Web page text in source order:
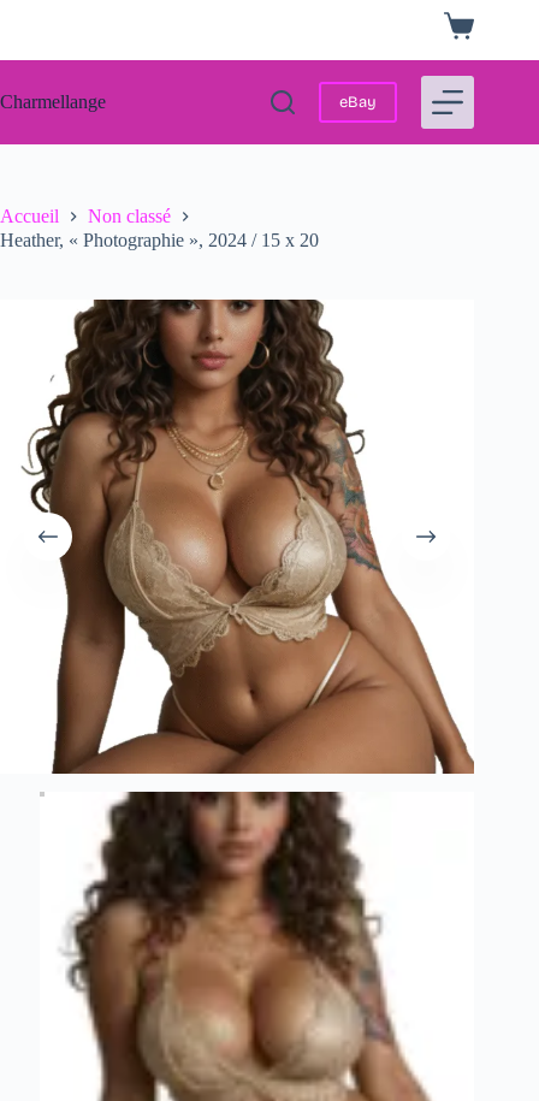
Panier
d’achat
Charmellange eBay
Accueil
Non classé
Heather, « Photographie », 2024 / 15 x 20